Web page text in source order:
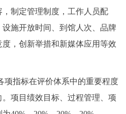
制定管理制度，工作人员配
施开放时间、到馆人次、品牌
，创新举措和新媒体应用等效
指标在评价体系中的重要程度
项目绩效目标、过程管理、项